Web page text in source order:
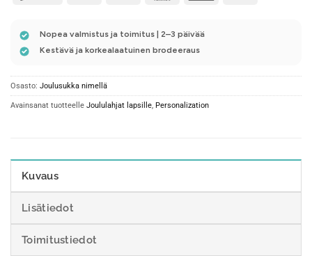
Nopea valmistus ja toimitus | 2–3 päivää
Kestävä ja korkealaatuinen brodeeraus
Osasto: Joulusukka nimellä
Avainsanat tuotteelle Joululahjat lapsille, Personalization
Kuvaus
Lisätiedot
Toimitustiedot